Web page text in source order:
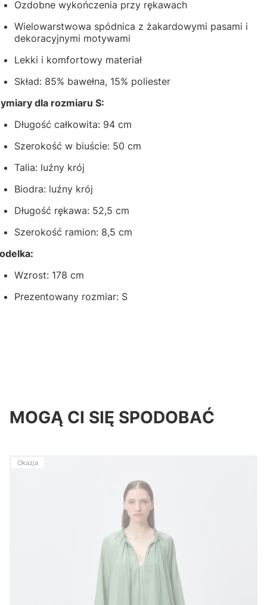
Ozdobne wykończenia przy rękawach
Wielowarstwowa spódnica z żakardowymi pasami i
dekoracyjnymi motywami
Lekki i komfortowy materiał
Skład: 85% bawełna, 15% poliester
dla rozmiaru S:
Długość całkowita: 94 cm
Szerokość w biuście: 50 cm
Talia: luźny krój
Biodra: luźny krój
Długość rękawa: 52,5 cm
Szerokość ramion: 8,5 cm
Wzrost: 178 cm
Prezentowany rozmiar: S
MOGĄ CI SIĘ SPODOBAĆ
Okazja